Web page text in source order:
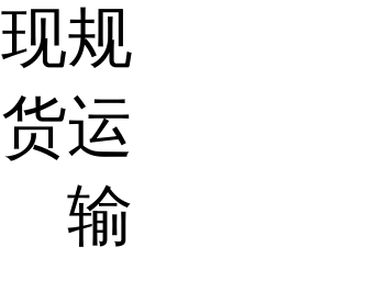
现
货
规
运
输